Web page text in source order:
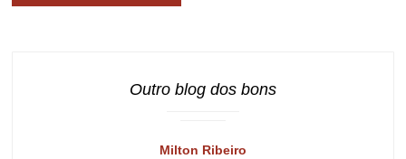
Outro blog dos bons
Milton Ribeiro